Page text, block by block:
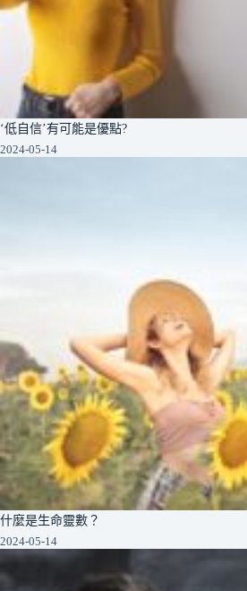
‘低自信’有可能是優點?
2024-05-14
什麼是生命靈數？
2024-05-14